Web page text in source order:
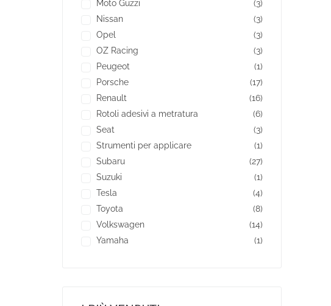
Moto Guzzi
(3)
Nissan
(3)
Opel
(3)
OZ Racing
(3)
Peugeot
(1)
Porsche
(17)
Renault
(16)
Rotoli adesivi a metratura
(6)
Seat
(3)
Strumenti per applicare
(1)
Subaru
(27)
Suzuki
(1)
Tesla
(4)
Toyota
(8)
Volkswagen
(14)
Yamaha
(1)